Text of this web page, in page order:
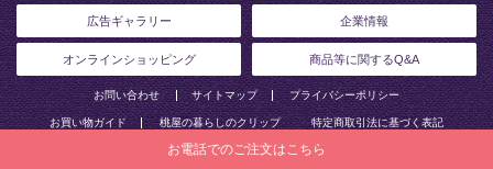
お電話でのご注文はこちら
広告ギャラリー 企業情報
オンラインショッピング 商品等に関するQ&A
お問い合わせ サイトマップ プライバシーポリシー
お買い物ガイド 桃屋の暮らしのクリップ 特定商取引法に基づく表記
© 2018 momoya Co, Ltd. All Rights Reserved.